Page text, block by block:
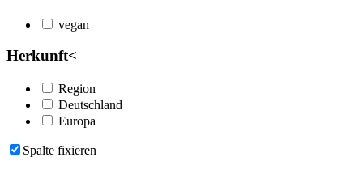
vegan
Herkunft<
Region
Deutschland
Europa
Spalte fixieren